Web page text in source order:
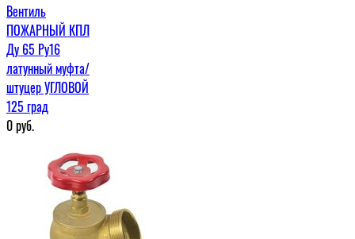
Вентиль
ПОЖАРНЫЙ КПЛ
Ду 65 Ру16
латунный муфта/
штуцер УГЛОВОЙ
125 град
0руб.